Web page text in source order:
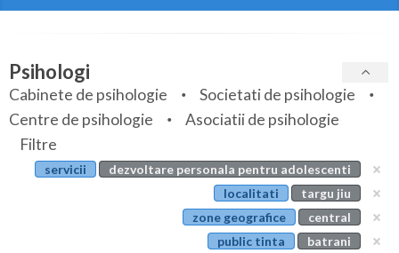
Arges
Bihor
Bistrita-Nasaud
Botosani
Specialitati
Servicii
Articole
Evenimente
Psihologi
Cabinete de psihologie
Societati de psihologie
Centre de psihologie
Asociatii de psihologie
Filtre
servicii
dezvoltare personala pentru adolescenti
localitati
targu jiu
zone geografice
central
public tinta
batrani